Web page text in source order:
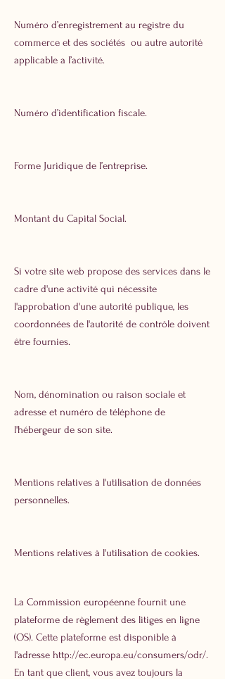
Numéro d’enregistrement au registre du
commerce et des sociétés ou autre autorité
applicable a l’activité.
Numéro d’identification fiscale.
Forme Juridique de l’entreprise.
Montant du Capital Social.
Si votre site web propose des services dans le
cadre d'une activité qui nécessite
l'approbation d'une autorité publique, les
coordonnées de l'autorité de contrôle doivent
être fournies. ​​​
Nom, dénomination ou raison sociale et
adresse et numéro de téléphone de
l'hébergeur de son site.
Mentions relatives à l'utilisation de données
personnelles.
Mentions relatives à l'utilisation de cookies.
La Commission européenne fournit une
plateforme de règlement des litiges en ligne
(OS). Cette plateforme est disponible à
l'adresse http://ec.europa.eu/consumers/odr/.
En tant que client, vous avez toujours la